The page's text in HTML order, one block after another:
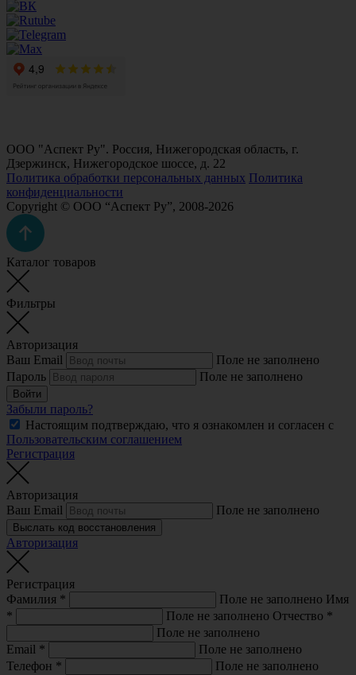
ООО "Аспект Ру". Россия, Нижегородская область, г.
Дзержинск, Нижегородское шоссе, д. 22
Политика обработки персональных данных Политика
конфиденциальности
Copyright © ООО “Аспект Ру”, 2008-2026
Каталог товаров
Фильтры
Авторизация
Ваш Email
Поле не заполнено
Пароль
Поле не заполнено
Войти
Забыли пароль?
Настоящим подтверждаю, что я ознакомлен и согласен с
Пользовательским соглашением
Регистрация
Авторизация
Ваш Email
Поле не заполнено
Выслать код восстановления
Авторизация
Регистрация
Фамилия * Поле не заполнено Имя
*
Поле не заполнено Отчество *
Поле не заполнено
Email *
Поле не заполнено
Телефон *
Поле не заполнено